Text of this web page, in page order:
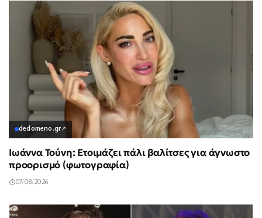
dedomeno.gr↗
Ιωάννα Τούνη: Ετοιμάζει πάλι βαλίτσες για άγνωστο
προορισμό (φωτογραφία)
07/08/2026